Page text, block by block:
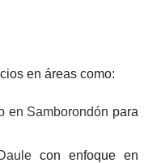
en áreas como:
en Samborondón para
con enfoque en